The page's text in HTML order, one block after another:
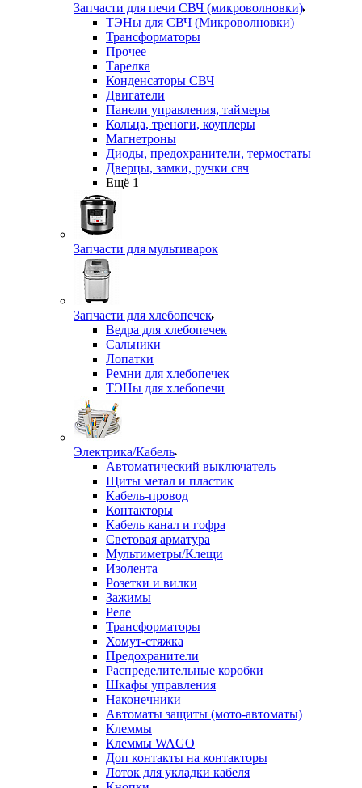
Запчасти для печи СВЧ (микроволновки)
ТЭНы для СВЧ (Микроволновки)
Трансформаторы
Прочее
Тарелка
Конденсаторы СВЧ
Двигатели
Панели управления, таймеры
Кольца, треноги, коуплеры
Магнетроны
Диоды, предохранители, термостаты
Дверцы, замки, ручки свч
Ещё 1
Запчасти для мультиварок
Запчасти для хлебопечек
Ведра для хлебопечек
Сальники
Лопатки
Ремни для хлебопечек
ТЭНы для хлебопечи
Электрика/Кабель
Автоматический выключатель
Щиты метал и пластик
Кабель-провод
Контакторы
Кабель канал и гофра
Световая арматура
Мультиметры/Клещи
Изолента
Розетки и вилки
Зажимы
Реле
Трансформаторы
Хомут-стяжка
Предохранители
Распределительные коробки
Шкафы управления
Наконечники
Автоматы защиты (мото-автоматы)
Клеммы
Клеммы WAGO
Доп контакты на контакторы
Лоток для укладки кабеля